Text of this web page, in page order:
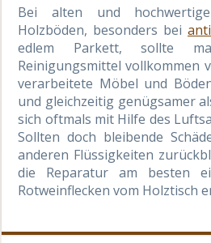
Bei alten und
Holzböden, besonders bei
edlem Parkett, sollte
Reinigungsmittel vollkommen
verarbeitete Möbel und
und gleichzeitig genügsamer
sich oftmals mit Hilfe des
Sollten doch bleibende
anderen Flüssigkeiten
die Reparatur am besten
Rotweinflecken vom Holztisch